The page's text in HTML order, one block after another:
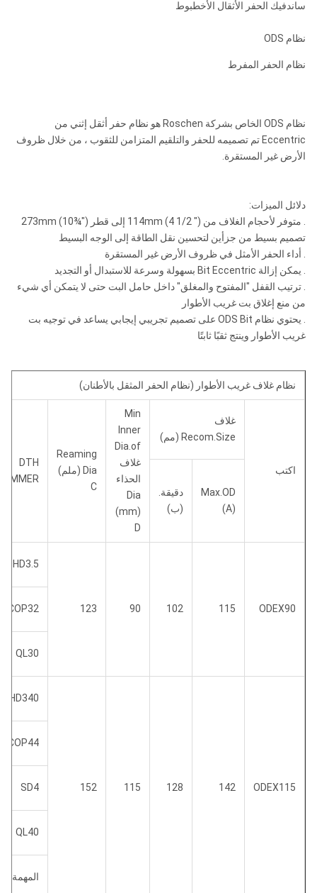
ساندفيك الحفر الأثقال الأخطبوط
نظام ODS
نظام الحفر المفرط
نظام ODS الخاص بشركة Roschen هو نظام حفر أثقل إثني من
Eccentric تم تصميمه للحفر والتلقيم المتزامن للثقوب ، من خلال ظروف
الأرض غير المستقرة.
دلائل الميزات:
متوفر لأحجام الغلاف من 114mm (4 1/2 ") إلى قطر 273mm (10¾")
تصميم بسيط من جزأين لتحسين نقل الطاقة إلى الوجه البسيط
أداء الحفر الأمثل في ظروف الأرض غير المستقرة
يمكن إزالة Bit Eccentric بسهولة وسرعة للاستبدال أو التجديد
ترتيب القفل "المفتوح والمغلق" داخل حامل البت حتى لا يتمكن أي شيء
من منع إغلاق بت غريب الأطوار
يحتوي نظام ODS Bit على تصميم تجريبي إيجابي يساعد في توجيه بت
غريب الأطوار وينتج ثقبًا ثابتًا
نظام غلاف غريب الأطوار (نظام الحفر المثقل بالأطنان)
اكتب
غلاف
Recom.Size (مم)
Min
Inner
Dia.of
غلاف
الحذاء
Dia
(mm)
D
Reaming
Dia (ملم)
C
DTH
Max.OD
(A)
دقيقة.
(ب)
ODEX90
115
102
90
123
DHD3.5
COP32
QL30
ODEX115
142
128
115
152
DHD340
COP44
SD4
QL40
المهمة 40